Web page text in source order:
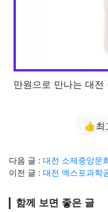
만원으로 만나는 대전
👍최
다음 글 : 대전 소제중앙문
이전 글 : 대전 엑스포과학
함께 보면 좋은 글